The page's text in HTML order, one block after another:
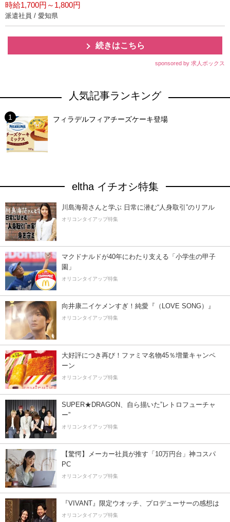
時給1,700円～1,800円
派遣社員 / 愛知県
続きはこちら
sponsored by 求人ボックス
人気記事ランキング
フィラデルフィアチーズケーキ登場
eltha イチオシ特集
川島海荷さんと学ぶ 日常に潜む“人身取引”のリアル
オリコンタイアップ特集
マクドナルドが40年にわたり支える「小学生の甲子
園」
オリコンタイアップ特集
向井康二イケメンすぎ！純愛『（LOVE SONG）』
オリコンタイアップ特集
大好評につき再び！ファミマ名物45％増量キャンペ
ーン
オリコンタイアップ特集
SUPER★DRAGON、自ら描いた”レトロフューチャ
ー”
オリコンタイアップ特集
【驚愕】メーカー社員が推す「10万円台」神コスパ
PC
オリコンタイアップ特集
『VIVANT』限定ウオッチ、プロデューサーの感想は
オリコンタイアップ特集